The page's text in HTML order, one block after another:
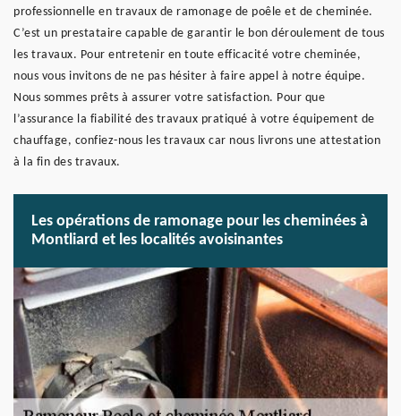
professionnelle en travaux de ramonage de poêle et de cheminée.
C’est un prestataire capable de garantir le bon déroulement de tous
les travaux. Pour entretenir en toute efficacité votre cheminée,
nous vous invitons de ne pas hésiter à faire appel à notre équipe.
Nous sommes prêts à assurer votre satisfaction. Pour que
l’assurance la fiabilité des travaux pratiqué à votre équipement de
chauffage, confiez-nous les travaux car nous livrons une attestation
à la fin des travaux.
Les opérations de ramonage pour les cheminées à
Montliard et les localités avoisinantes